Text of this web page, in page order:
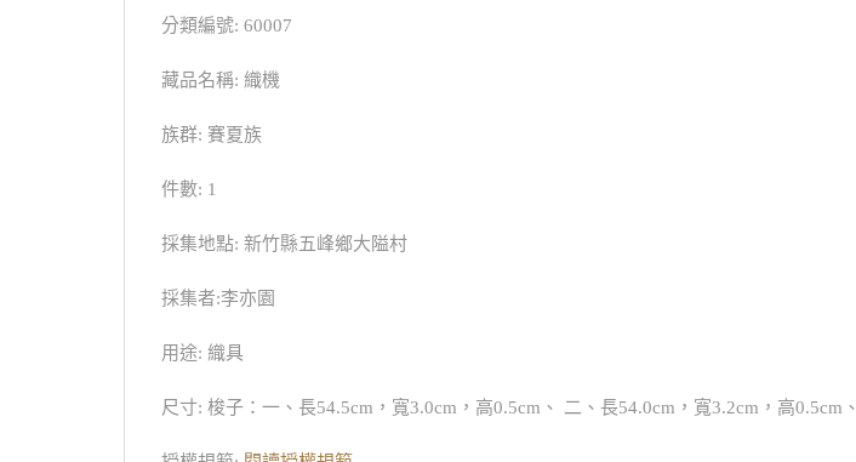
分類編號: 60007
藏品名稱: 織機
族群: 賽夏族
件數: 1
採集地點: 新竹縣五峰鄉大隘村
採集者:李亦園
用途: 織具
尺寸: 梭子：一、長54.5cm，寬3.0cm，高0.5cm、 二、長54.0cm，寬3.2cm，高0.5cm